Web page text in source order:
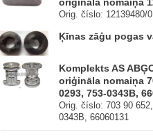
Orig. číslo: 12139480/0
Ķīnas zāģu pogas
Komplekts AS
oriģināla nomaiņa
0293, 753-0343B,
Orig. číslo: 703 90
0343B, 66060131